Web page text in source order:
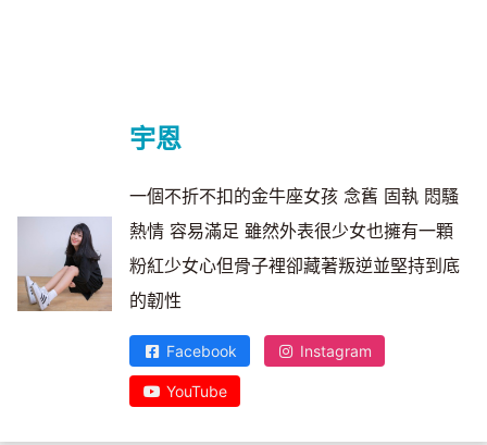
宇恩
一個不折不扣的金牛座女孩 念舊 固執 悶騷
熱情 容易滿足 雖然外表很少女也擁有一顆
粉紅少女心但骨子裡卻藏著叛逆並堅持到底
的韌性
Facebook Instagram
YouTube